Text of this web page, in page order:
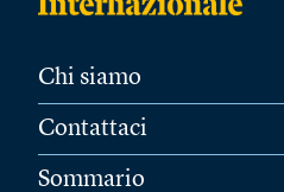
Chi siamo
Contattaci
Sommario